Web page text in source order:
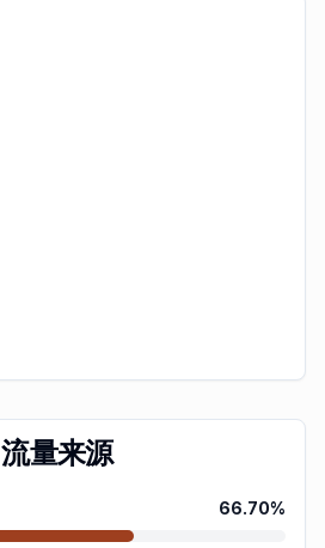
流量来源
66.70%